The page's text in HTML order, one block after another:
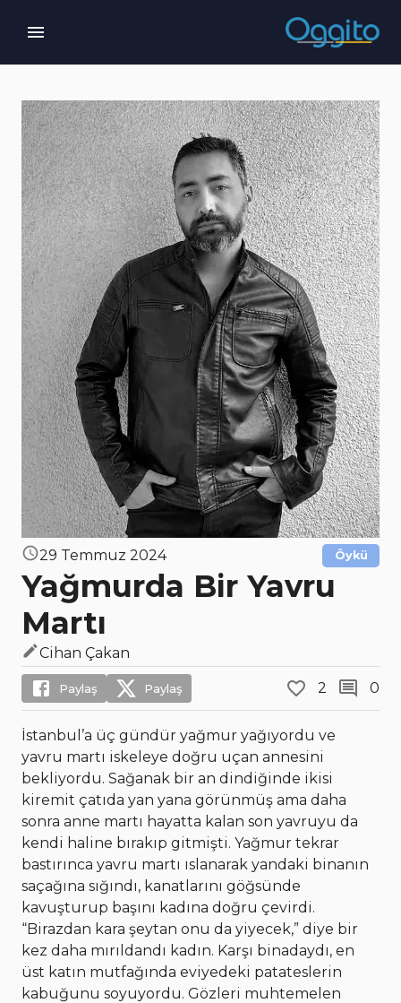
29 Temmuz 2024 Öykü
Yağmurda Bir Yavru
Martı
Cihan Çakan
Paylaş Paylaş 2 0
İstanbul’a üç gündür yağmur yağıyordu ve
yavru martı iskeleye doğru uçan annesini
bekliyordu. Sağanak bir an dindiğinde ikisi
kiremit çatıda yan yana görünmüş ama daha
sonra anne martı hayatta kalan son yavruyu da
kendi haline bırakıp gitmişti. Yağmur tekrar
bastırınca yavru martı ıslanarak yandaki binanın
saçağına sığındı, kanatlarını göğsünde
kavuşturup başını kadına doğru çevirdi.
“Birazdan kara şeytan onu da yiyecek,” diye bir
kez daha mırıldandı kadın. Karşı binadaydı, en
üst katın mutfağında eviyedeki patateslerin
kabuğunu soyuyordu. Gözleri muhtemelen